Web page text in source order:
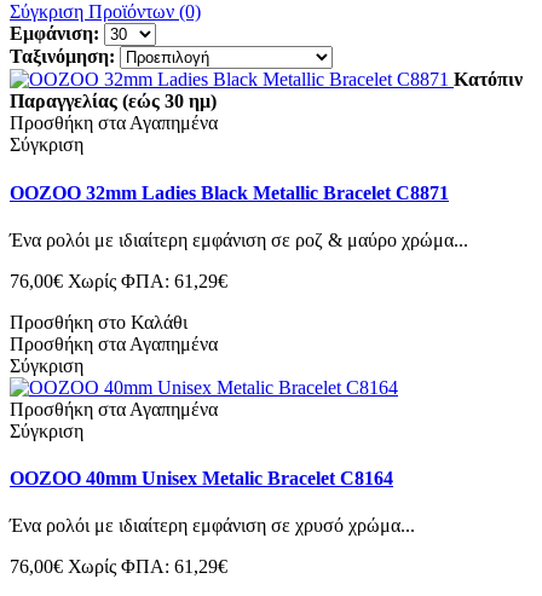
Σύγκριση Προϊόντων (0)
Εμφάνιση:
Ταξινόμηση:
Κατόπιν
Παραγγελίας (εώς 30 ημ)
Προσθήκη στα Αγαπημένα
Σύγκριση
OOZOO 32mm Ladies Black Metallic Bracelet C8871
Ένα ρολόι με ιδιαίτερη εμφάνιση σε ροζ & μαύρο χρώμα...
76,00€ Χωρίς ΦΠΑ: 61,29€
Προσθήκη στο Καλάθι
Προσθήκη στα Αγαπημένα
Σύγκριση
Προσθήκη στα Αγαπημένα
Σύγκριση
OOZOO 40mm Unisex Metalic Bracelet C8164
Ένα ρολόι με ιδιαίτερη εμφάνιση σε χρυσό χρώμα...
76,00€ Χωρίς ΦΠΑ: 61,29€